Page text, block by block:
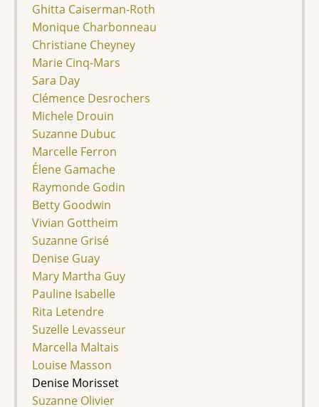
Ghitta Caiserman-Roth
Monique Charbonneau
Christiane Cheyney
Marie Cinq-Mars
Sara Day
Clémence Desrochers
Michele Drouin
Suzanne Dubuc
Marcelle Ferron
Élene Gamache
Raymonde Godin
Betty Goodwin
Vivian Gottheim
Suzanne Grisé
Denise Guay
Mary Martha Guy
Pauline Isabelle
Rita Letendre
Suzelle Levasseur
Marcella Maltais
Louise Masson
Denise Morisset
Suzanne Olivier